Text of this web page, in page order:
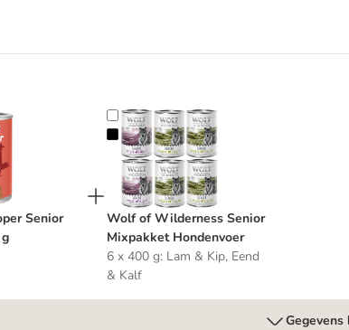
Senior graanvrij 400 g
Senior
Wolf of Wilderness Senior Mixpakket
Wolf of Wilderness Senior
Mixpakket Hondenvoer
6 x 400 g: Lam & Kip, Eend
& Kalf
Gegevens